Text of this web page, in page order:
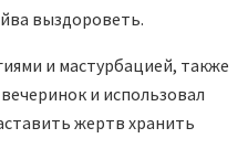
выздороветь.
и мастурбацией, также
и использовал
жертв хранить